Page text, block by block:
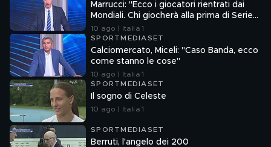
Marrucci: "Ecco i giocatori rientrati dai
Mondiali. Chi giocherà alla prima di Serie
A e chi andrà via"
10 ago | Italia 1
SPORTMEDIASET
Calciomercato, Miceli: "Caso Banda, ecco
come stanno le cose"
10 ago | Italia 1
SPORTMEDIASET
Il sogno di Celeste
10 ago | Italia 1
SPORTMEDIASET
Berruti, l'angelo dei 200